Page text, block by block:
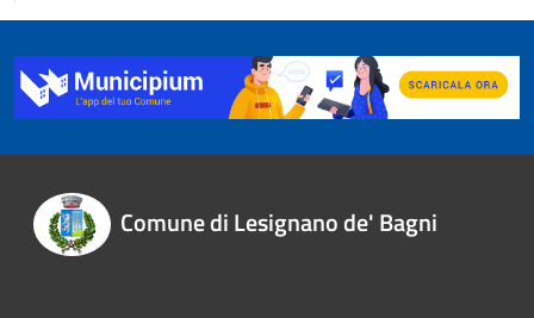
Comune di Lesignano de' Bagni